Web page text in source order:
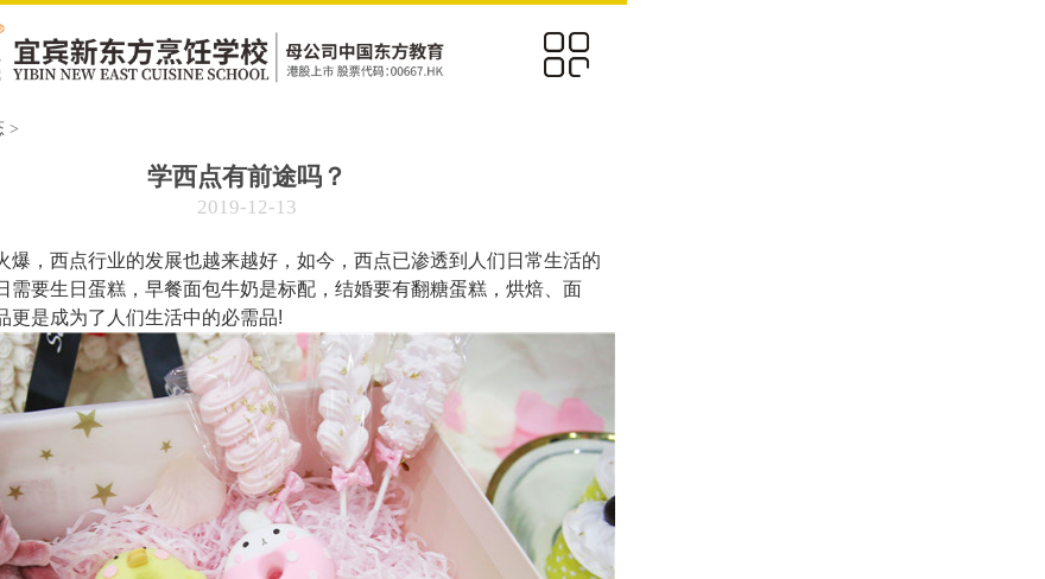
毕业好工作
学校动态
校园风采
老师风采
毕业学子
联系我们
>
学西点有前途吗？
2019-12-13
爆，西点行业的发展也越来越好，如今，西点已渗透到人们日常生活的
需要生日蛋糕，早餐面包牛奶是标配，结婚要有翻糖蛋糕，烘焙、面
更是成为了人们生活中的必需品!